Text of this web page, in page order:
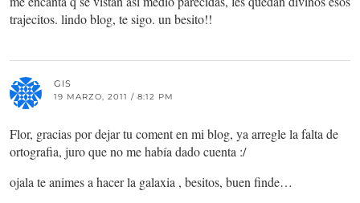
trajecitos. lindo blog, te sigo. un besito!!
GIS
19 MARZO, 2011 / 8:12 PM
Flor, gracias por dejar tu coment en mi blog, ya arregle la falta de
ortografia, juro que no me había dado cuenta :/
ojala te animes a hacer la galaxia , besitos, buen finde…